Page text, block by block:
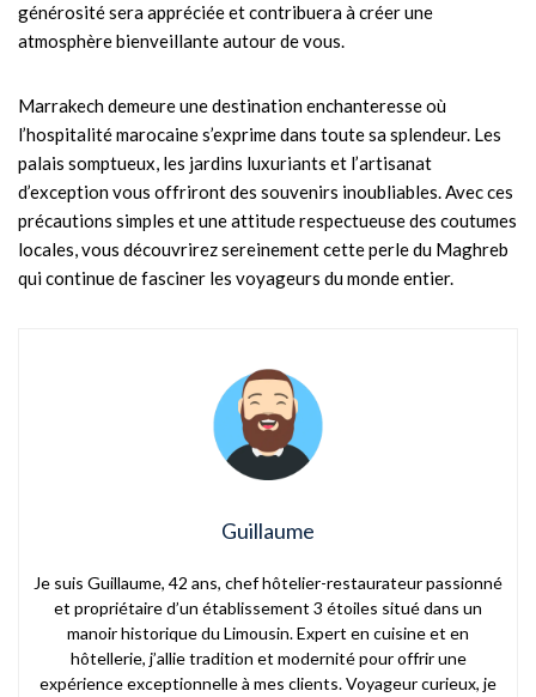
générosité sera appréciée et contribuera à créer une
atmosphère bienveillante autour de vous.
Marrakech demeure une destination enchanteresse où
l’hospitalité marocaine s’exprime dans toute sa splendeur. Les
palais somptueux, les jardins luxuriants et l’artisanat
d’exception vous offriront des souvenirs inoubliables. Avec ces
précautions simples et une attitude respectueuse des coutumes
locales, vous découvrirez sereinement cette perle du Maghreb
qui continue de fasciner les voyageurs du monde entier.
Guillaume
Je suis Guillaume, 42 ans, chef hôtelier-restaurateur passionné
et propriétaire d’un établissement 3 étoiles situé dans un
manoir historique du Limousin. Expert en cuisine et en
hôtellerie, j’allie tradition et modernité pour offrir une
expérience exceptionnelle à mes clients. Voyageur curieux, je